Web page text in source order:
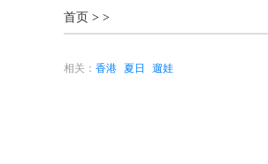
首页 > >
相关： 香港 夏日 遛娃